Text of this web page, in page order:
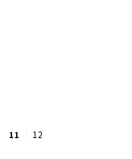
11 12